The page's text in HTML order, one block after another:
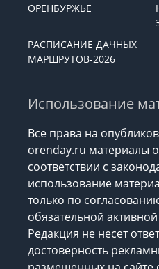
ОРЕНБУРЖЬЕ
РАСПИСАНИЕ ДАЧНЫХ
МАРШРУТОВ-2026
Использование
Все права на
orenday.ru материалы
соответствии с
использование
только по
обязательной
Редакция не несет
достоверность